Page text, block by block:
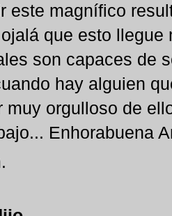
este magnífico
que esto
son capaces de
hay alguien
muy orgulloso de
Enhorabuena